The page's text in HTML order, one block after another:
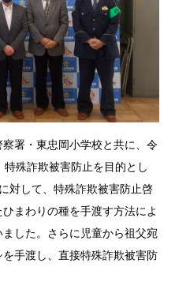
署・東忠岡小学校と共に、令
殊詐欺被害防止を目的とし
対して、特殊詐欺被害防止啓
まわりの種を手渡す方法によ
した。さらに児童から祖父宛
手渡し、直接特殊詐欺被害防